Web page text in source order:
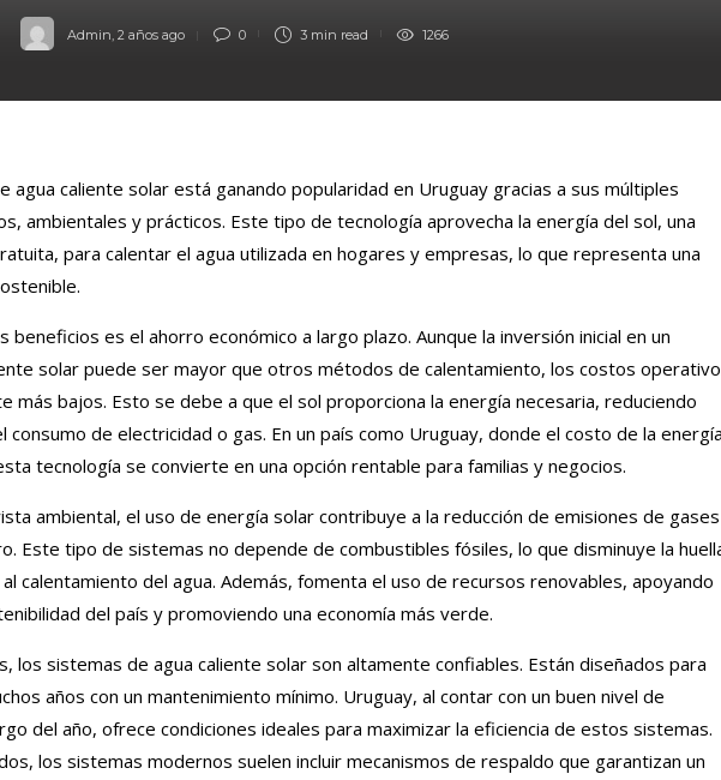
Admin, 2 años ago 0 3 min read 1266
agua caliente solar está ganando popularidad en Uruguay gracias a sus múltiples
ambientales y prácticos. Este tipo de tecnología aprovecha la energía del sol, una
para calentar el agua utilizada en hogares y empresas, lo que representa una
beneficios es el ahorro económico a largo plazo. Aunque la inversión inicial en un
solar puede ser mayor que otros métodos de calentamiento, los costos
más bajos. Esto se debe a que el sol proporciona la energía necesaria, reduciendo
consumo de electricidad o gas. En un país como Uruguay, donde el costo de la energía
tecnología se convierte en una opción rentable para familias y negocios.
ambiental, el uso de energía solar contribuye a la reducción de emisiones de gases
Este tipo de sistemas no depende de combustibles fósiles, lo que disminuye la
calentamiento del agua. Además, fomenta el uso de recursos renovables, apoyando
del país y promoviendo una economía más verde.
los sistemas de agua caliente solar son altamente confiables. Están diseñados para
años con un mantenimiento mínimo. Uruguay, al contar con un buen nivel de
del año, ofrece condiciones ideales para maximizar la eficiencia de estos sistemas.
los sistemas modernos suelen incluir mecanismos de respaldo que garantizan un